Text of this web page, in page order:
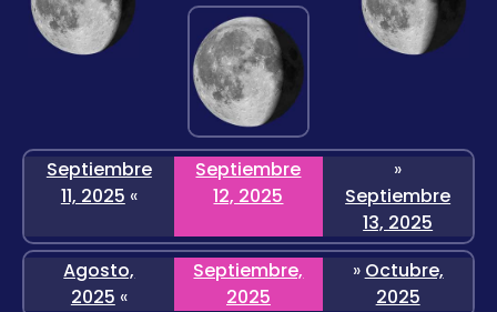
Septiembre
11, 2025 «
Septiembre
12, 2025
»
Septiembre
13, 2025
Agosto,
2025 «
Septiembre,
2025
» Octubre,
2025